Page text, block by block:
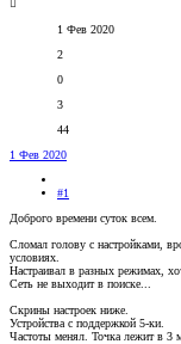
1 Фев 2020
2
0
3
44
1 Фев 2020
#1
Доброго времени суток всем.
Сломал голову с настройками,
условиях.
Настраивал в разных режимах,
Сеть не выходит в поиске...
Скрины настроек ниже.
Устройства с поддержкой 5-ки.
Частоты менял. Точка лежит в 3